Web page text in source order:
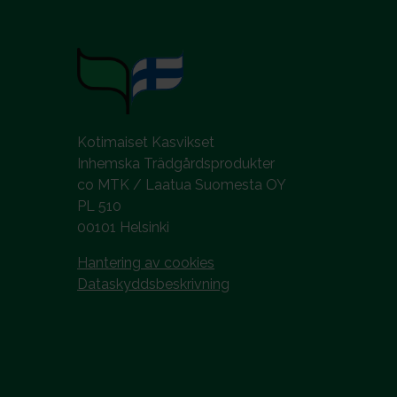
Kotimaiset Kasvikset
Inhemska Trädgårdsprodukter
co MTK / Laatua Suomesta OY
PL 510
00101 Helsinki
Hantering av cookies
Dataskyddsbeskrivning